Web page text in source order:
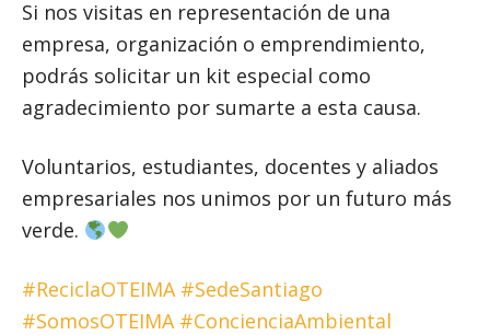
Si nos visitas en representación de una
empresa, organización o emprendimiento,
podrás solicitar un kit especial como
agradecimiento por sumarte a esta causa.
Voluntarios, estudiantes, docentes y aliados
empresariales nos unimos por un futuro más
verde.
#ReciclaOTEIMA #SedeSantiago
#SomosOTEIMA #ConcienciaAmbiental